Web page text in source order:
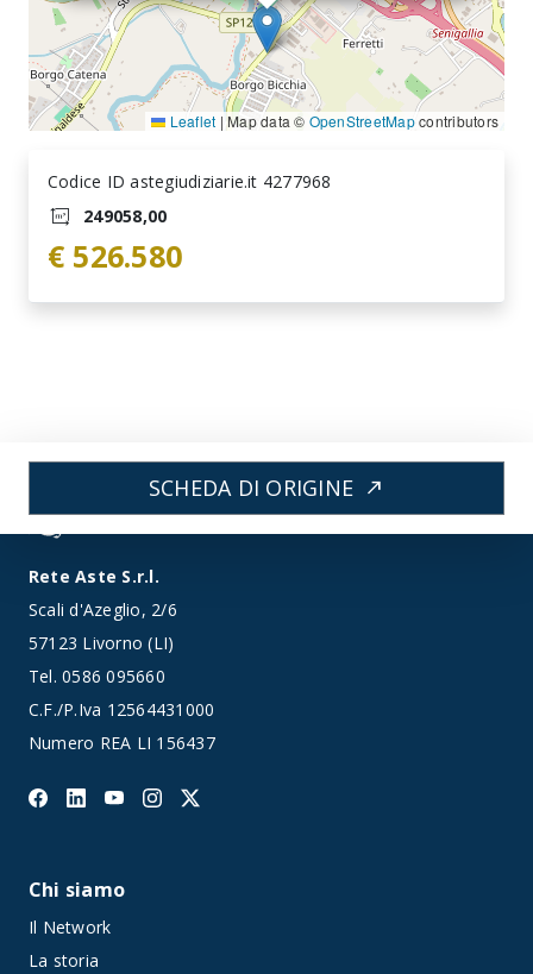
Leaflet | Map data © OpenStreetMapcontributors
Codice ID astegiudiziarie.it 4277968
249058,00
€ 526.580
SCHEDA DI ORIGINE north_east
Rete Aste S.r.l.
Scali d'Azeglio, 2/6
57123 Livorno (LI)
Tel.0586 095660
C.F./P.Iva 12564431000
Numero REA LI 156437
Chi siamo
Il Network
La storia